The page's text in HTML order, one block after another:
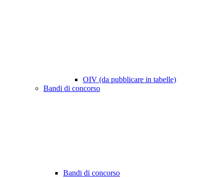
OIV (da pubblicare in tabelle)
Bandi di concorso
Bandi di concorso